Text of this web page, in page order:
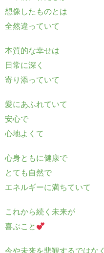
想像したものとは
全然違っていて
本質的な幸せは
日常に深く
寄り添っていて
愛にあふれていて
安心で
心地よくて
心身ともに健康で
とても自然で
エネルギーに満ちていて
これから続く未来が
喜ぶこと
今や未来を悲観するではなく